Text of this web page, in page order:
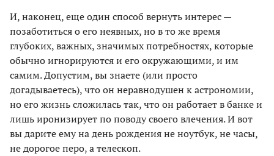
И, наконец, еще один способ вернуть интерес —
позаботиться о его неявных, но в то же время
глубоких, важных, значимых потребностях, которые
обычно игнорируются и его окружающими, и им
самим. Допустим, вы знаете (или просто
догадываетесь), что он неравнодушен к астрономии,
но его жизнь сложилась так, что он работает в банке и
лишь иронизирует по поводу своего влечения. И вот
вы дарите ему на день рождения не ноутбук, не часы,
не дорогое перо, а телескоп.